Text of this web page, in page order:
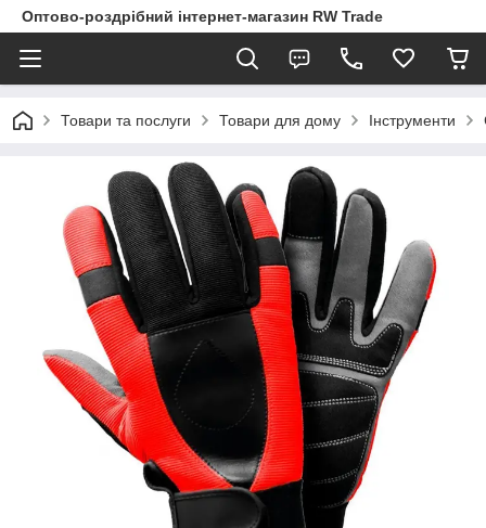
Оптово-роздрібний інтернет-магазин RW Trade
Товари та послуги Товари для дому Інструменти